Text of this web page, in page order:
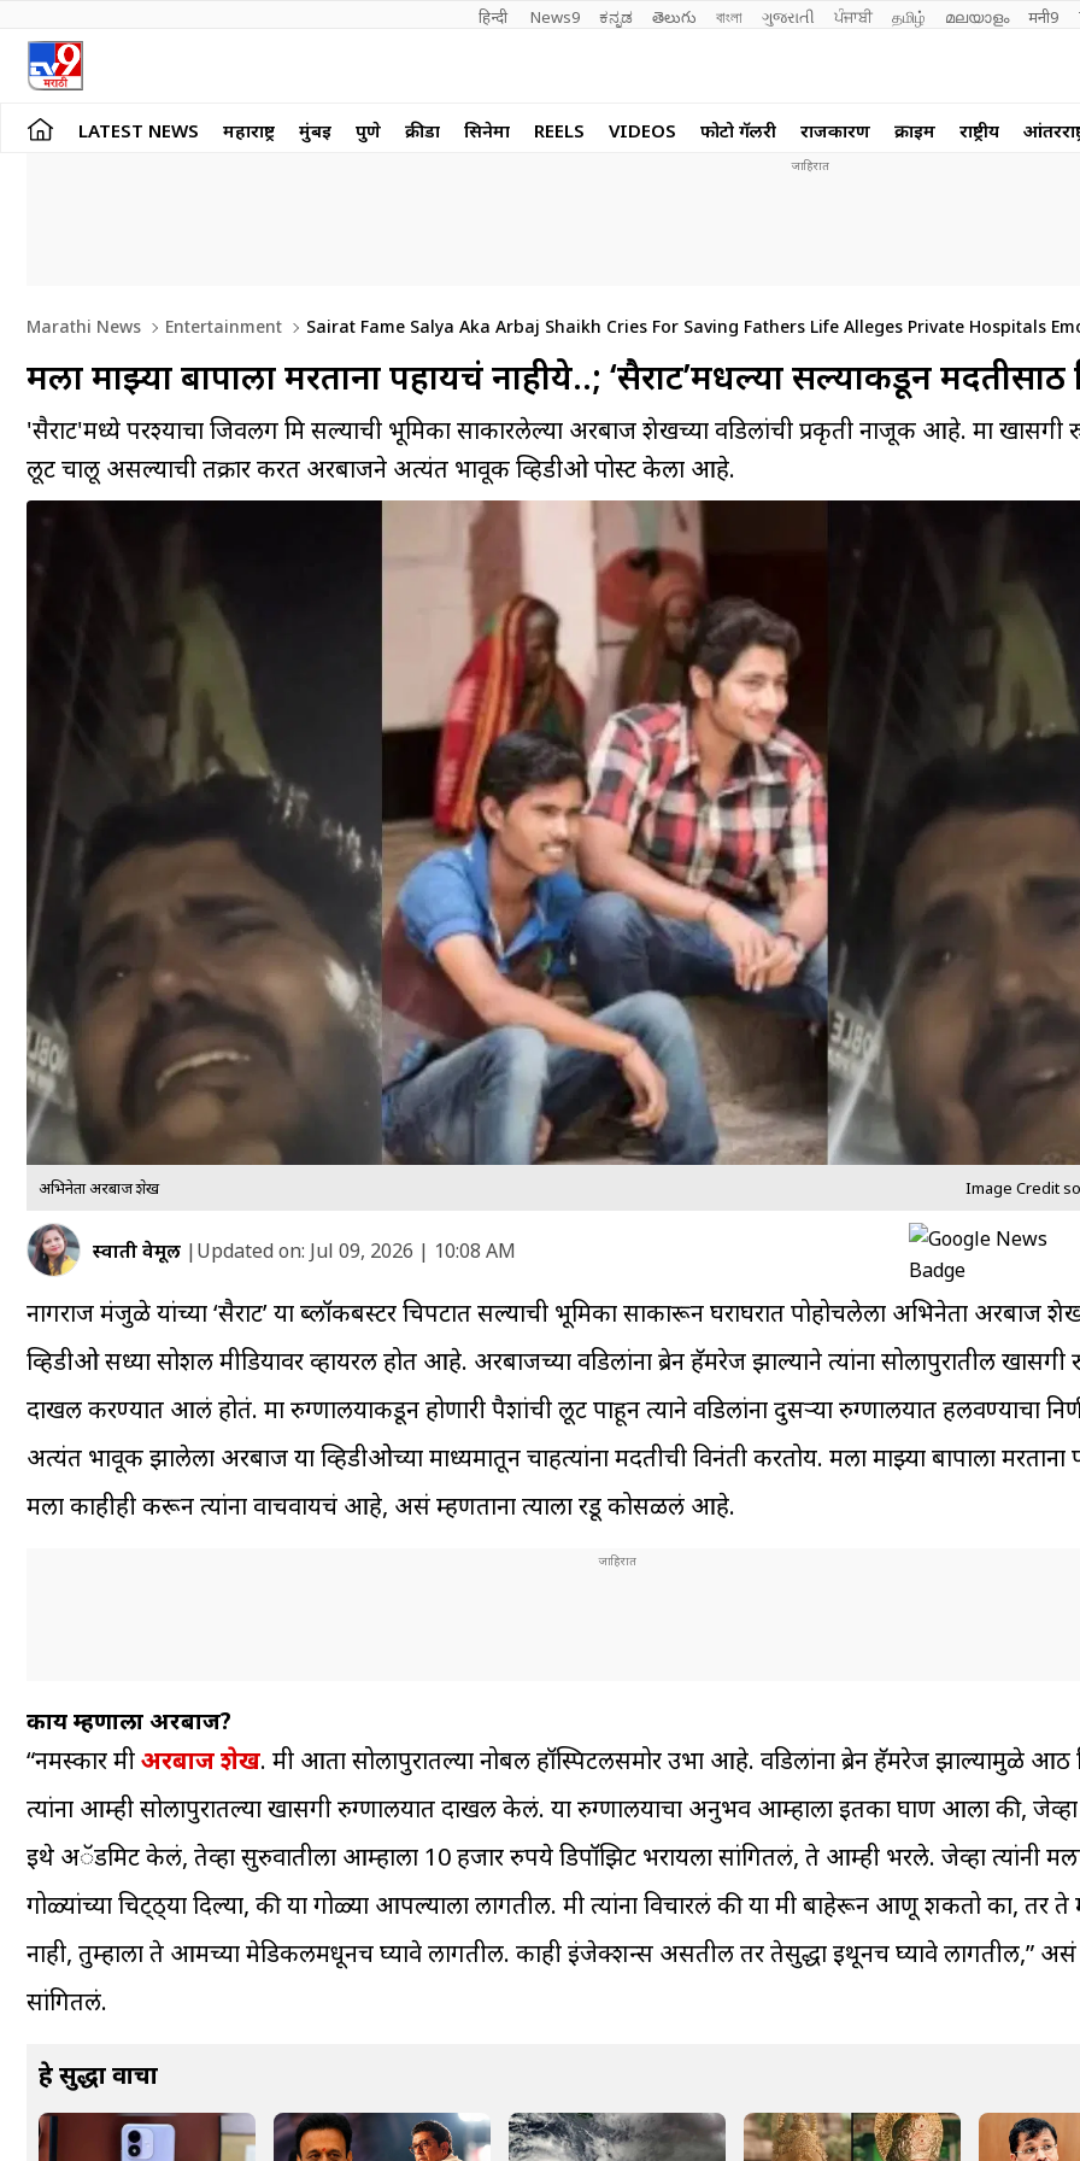
हिन्दी News9 ಕನ್ನಡ తెలుగు বাংলা ગુજરાતી ਪੰਜਾਬੀ தமிழ் മലയാളം मनी9
LATEST NEWS महाराष्ट्र मुंबई पुणे क्रीडा सिनेमा REELS VIDEOS फोटो गॅलरी राजकारण क्राईम राष्ट्रीय
Marathi News Entertainment Sairat Fame Salya Aka Arbaj Shaikh Cries For Saving Fathers Life Alleges Private Hospitals
मला माझ्या बापाला मरताना पहायचं नाहीये..; ‘सैराट’मधल्या सल्याकडून मदतीसाठी
'सैराट'मध्ये परश्याचा जिवलग मित्र सल्याची भूमिका साकारलेल्या अरबाज शेखच्या वडिलांची प्रकृती नाजूक आहे. मात्र
लूट चालू असल्याची तक्रार करत अरबाजने अत्यंत भावूक व्हिडीओ पोस्ट केला आहे.
अभिनेता अरबाज शेख Image Credit
स्वाती वेमूल |Updated on: Jul 09, 2026 | 10:08 AM
नागराज मंजुळे यांच्या ‘सैराट’ या ब्लॉकबस्टर चित्रपटात सल्याची भूमिका साकारून घराघरात पोहोचलेला अभिनेता अरबाज
व्हिडीओ सध्या सोशल मीडियावर व्हायरल होत आहे. अरबाजच्या वडिलांना ब्रेन हॅमरेज झाल्याने त्यांना सोलापुरातील खासगी
दाखल करण्यात आलं होतं. मात्र रुग्णालयाकडून होणारी पैशांची लूट पाहून त्याने वडिलांना दुसऱ्या रुग्णालयात हलवण्याचा
अत्यंत भावूक झालेला अरबाज या व्हिडीओच्या माध्यमातून चाहत्यांना मदतीची विनंती करतोय. मला माझ्या बापाला मरताना
मला काहीही करून त्यांना वाचवायचं आहे, असं म्हणताना त्याला रडू कोसळलं आहे.
काय म्हणाला अरबाज?
“नमस्कार मीअरबाज शेख. मी आता सोलापुरातल्या नोबल हॉस्पिटलसमोर उभा आहे. वडिलांना ब्रेन हॅमरेज झाल्यामुळे आठ
त्यांना आम्ही सोलापुरातल्या खासगी रुग्णालयात दाखल केलं. या रुग्णालयाचा अनुभव आम्हाला इतका घाण आला की, जेव्हा
इथे अॅडमिट केलं, तेव्हा सुरुवातीला आम्हाला 10 हजार रुपये डिपॉझिट भरायला सांगितलं, ते आम्ही भरले. जेव्हा त्यांनी
गोळ्यांच्या चिट्ठ्या दिल्या, की या गोळ्या आपल्याला लागतील. मी त्यांना विचारलं की या मी बाहेरून आणू शकतो का, तर
नाही, तुम्हाला ते आमच्या मेडिकलमधूनच घ्यावे लागतील. काही इंजेक्शन्स असतील तर तेसुद्धा इथूनच घ्यावे लागतील,” असं
सांगितलं.
हे सुद्धा वाचा